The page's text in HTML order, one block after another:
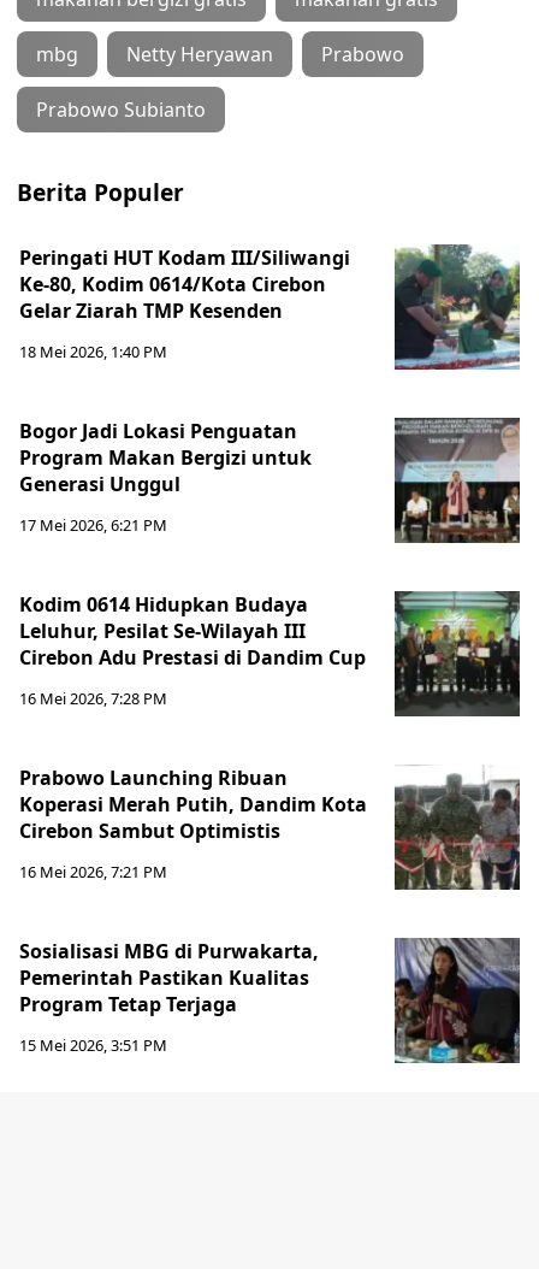
mbg Netty Heryawan Prabowo
Prabowo Subianto
Berita Populer
Peringati HUT Kodam III/Siliwangi
Ke-80, Kodim 0614/Kota Cirebon
Gelar Ziarah TMP Kesenden
18 Mei 2026, 1:40 PM
Bogor Jadi Lokasi Penguatan
Program Makan Bergizi untuk
Generasi Unggul
17 Mei 2026, 6:21 PM
Kodim 0614 Hidupkan Budaya
Leluhur, Pesilat Se-Wilayah III
Cirebon Adu Prestasi di Dandim Cup
16 Mei 2026, 7:28 PM
Prabowo Launching Ribuan
Koperasi Merah Putih, Dandim Kota
Cirebon Sambut Optimistis
16 Mei 2026, 7:21 PM
Sosialisasi MBG di Purwakarta,
Pemerintah Pastikan Kualitas
Program Tetap Terjaga
15 Mei 2026, 3:51 PM